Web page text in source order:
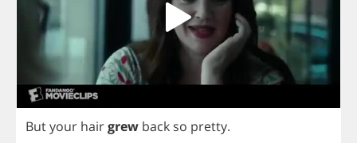
Butyour hairgrew back so pretty.